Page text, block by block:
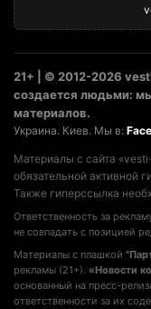
21+ | © 2012-2026
создается людьми:
материалов.
Украина. Киев. Мы в:
Материалы с сайта
обязательной активной
Также гиперссылка
Ответственность за
не совпадать с позицией
Материалы с плашкой
рекламы (21+). «Новости
основанный на пресс-
ответственности за их